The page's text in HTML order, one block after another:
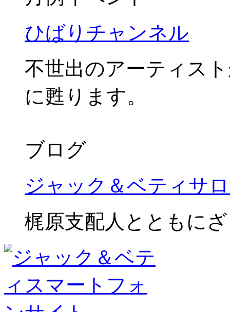
ひばりチャンネル
不世出のアーティス
に甦ります。
ブログ
ジャック＆ベティサ
梶原支配人とともに